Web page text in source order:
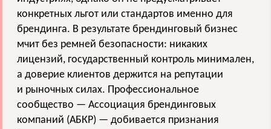
конкретных льгот или стандартов именно для
брендинга. В результате брендинговый бизнес
мчит без ремней безопасности: никаких
лицензий, государственный контроль минимален,
а доверие клиентов держится на репутации
и рыночных силах. Профессиональное
сообщество — Ассоциация брендинговых
компаний (АБКР) — добивается признания